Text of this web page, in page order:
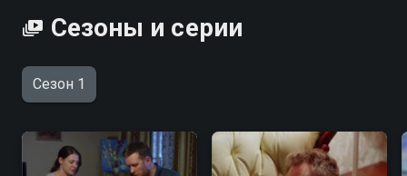
Сезоны и серии
Сезон 1